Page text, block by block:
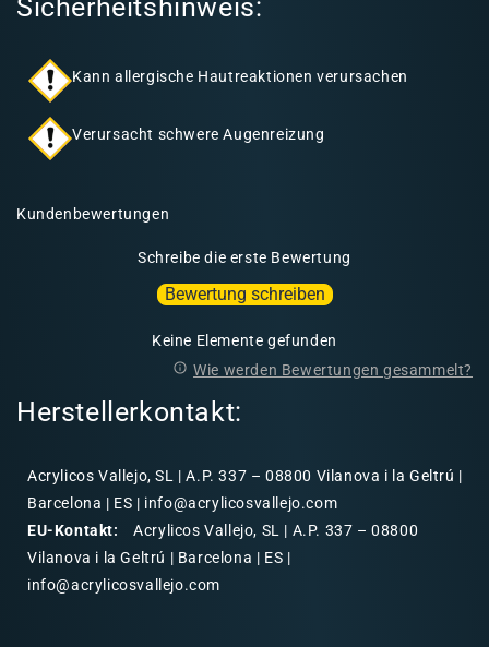
Sicherheitshinweis:
Kann allergische Hautreaktionen verursachen
Verursacht schwere Augenreizung
Kundenbewertungen
Schreibe die erste Bewertung
Bewertung schreiben
Keine Elemente gefunden
Wie werden Bewertungen gesammelt?
Herstellerkontakt:
Acrylicos Vallejo, SL | A.P. 337 – 08800 Vilanova i la Geltrú |
Barcelona | ES | info@acrylicosvallejo.com
EU-Kontakt:
Acrylicos Vallejo, SL | A.P. 337 – 08800
Vilanova i la Geltrú | Barcelona | ES |
info@acrylicosvallejo.com